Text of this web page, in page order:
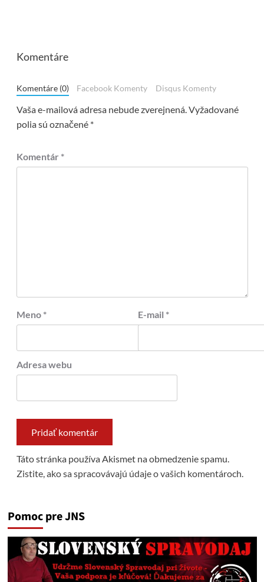
Komentáre
Komentáre (0) Facebook Komenty Disqus Komenty
Vaša e-mailová adresa nebude zverejnená.Vyžadované
polia sú označené *
Komentár *
Meno * E-mail *
Adresa webu
Táto stránka používa Akismet na obmedzenie spamu.
Zistite, ako sa spracovávajú údaje o vašich komentároch.
Pomoc pre JNS